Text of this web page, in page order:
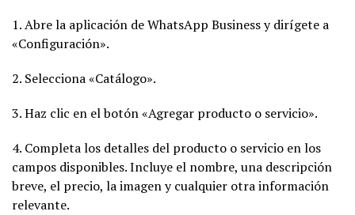
1. Abre la aplicación de WhatsApp Business y dirígete a
«Configuración».
2. Selecciona «Catálogo».
3. Haz clic en el botón «Agregar producto o servicio».
4. Completa los detalles del producto o servicio en los
campos disponibles. Incluye el nombre, una descripción
breve, el precio, la imagen y cualquier otra información
relevante.